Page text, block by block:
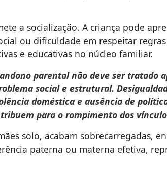
a socialização. A criança pode
ou dificuldade em respeitar
e educativas no núcleo familiar.
parental não deve ser tratado
social e estrutural.
doméstica e ausência de
para o rompimento dos
solo, acabam sobrecarregadas,
paterna ou materna efetiva,